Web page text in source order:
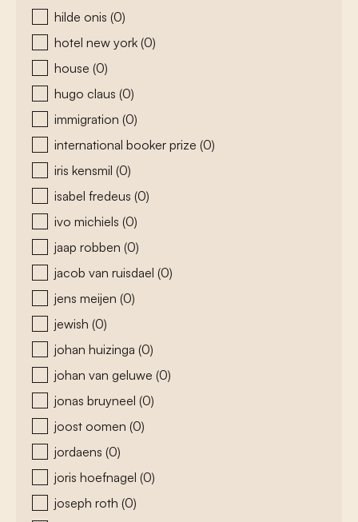
hilde onis (0)
hotel new york (0)
house (0)
hugo claus (0)
immigration (0)
international booker prize (0)
iris kensmil (0)
isabel fredeus (0)
ivo michiels (0)
jaap robben (0)
jacob van ruisdael (0)
jens meijen (0)
jewish (0)
johan huizinga (0)
johan van geluwe (0)
jonas bruyneel (0)
joost oomen (0)
jordaens (0)
joris hoefnagel (0)
joseph roth (0)